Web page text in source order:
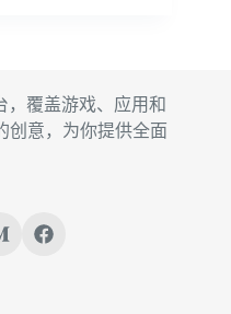
，覆盖游戏、应用和
创意，为你提供全面